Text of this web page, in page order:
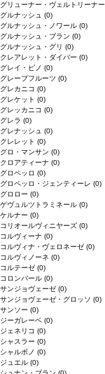
グリューナー・ヴェルトリーナー
グルナッシュ (0)
グルナッシュ・ノワール (0)
グルナッシュ・ブラン (0)
グルナッシュ・グリ (0)
クレアレット・ダイバー (0)
グレイ・ピノ (0)
グレープフルーツ (0)
グレカニコ (0)
グレケット (0)
グレッカニコ (0)
グレラ (0)
グレナッシュ (0)
クレレット (0)
グロ・マンサン (0)
クロアティーナ (0)
グロペッロ (0)
グロペッロ・ジェンティーレ (0)
グロロー (0)
ゲヴュルツトラミネール (0)
ケルナー (0)
コリオールヴィニヤーズ (0)
コルヴィーナ (0)
コルヴィナ・ヴェロネーゼ (0)
コルヴィノーネ (0)
コルテーゼ (0)
コロンバール (0)
サンジョヴェーゼ (0)
サンジョヴェーゼ・グロッソ (0)
サンソー (0)
ジーガレーベ (0)
ジェネリコ (0)
シャスラー (0)
シャルボノ (0)
ジュエル (0)